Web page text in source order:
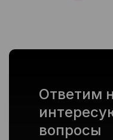
Ответим
вопросы